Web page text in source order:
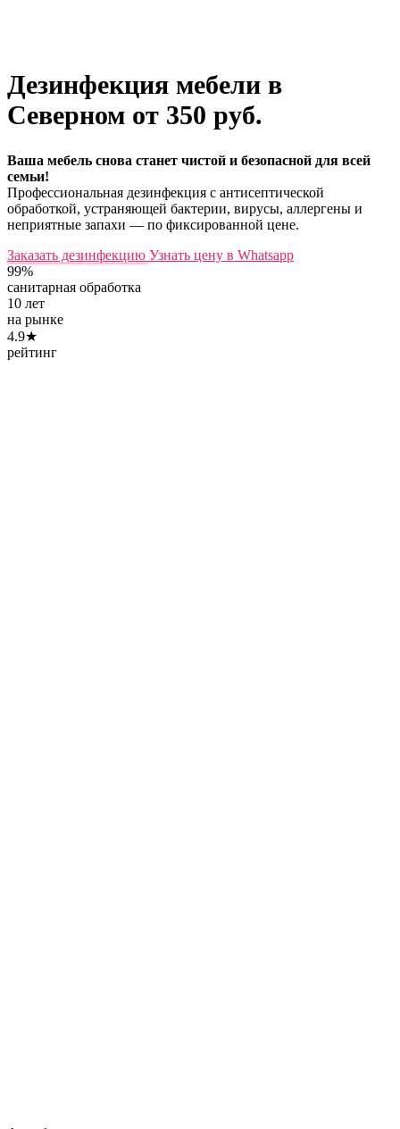
Дезинфекция мебели в
Северном от 350 руб.
Ваша мебель снова станет чистой и безопасной для всей
семьи!
Профессиональная дезинфекция с антисептической
обработкой, устраняющей бактерии, вирусы, аллергены и
неприятные запахи — по фиксированной цене.
Заказать дезинфекцию Узнать цену в Whatsapp
99%
санитарная обработка
10 лет
на рынке
4.9★
рейтинг